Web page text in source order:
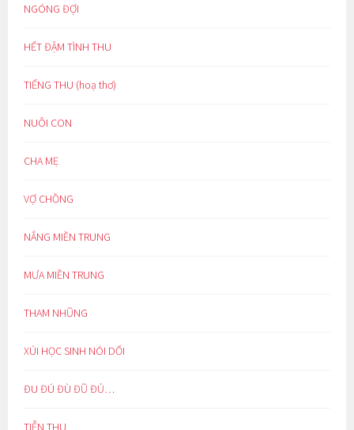
NGÓNG ĐỢI
HẾT ĐẬM TÌNH THU
TIẾNG THU (hoạ thơ)
NUÔI CON
CHA MẸ
VỢ CHỒNG
NẮNG MIỀN TRUNG
MƯA MIỀN TRUNG
THAM NHŨNG
XÚI HỌC SINH NÓI DỐI
ĐU ĐÚ ĐÙ ĐŨ ĐỦ…
TIỄN THU